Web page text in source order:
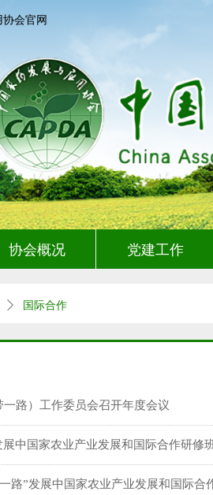
会官网
ꄲ 国际合作
路）工作委员会召开年度会议
展中国家农业产业发展和国际合作研修
路”发展中国家农业产业发展和国际合
协会概况 党建工作